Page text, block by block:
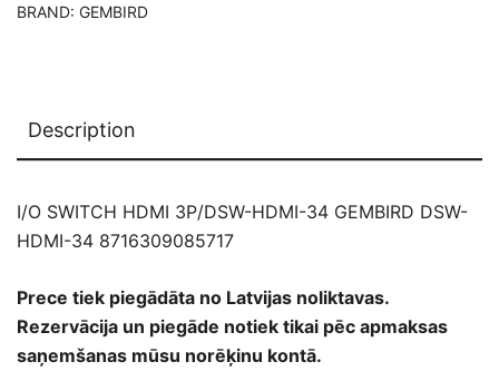
BRAND: GEMBIRD
Description
I/O SWITCH HDMI 3P/DSW-HDMI-34 GEMBIRD DSW-
HDMI-34 8716309085717
Prece tiek piegādāta no Latvijas noliktavas.
Rezervācija un piegāde notiek tikai pēc apmaksas
saņemšanas mūsu norēķinu kontā.